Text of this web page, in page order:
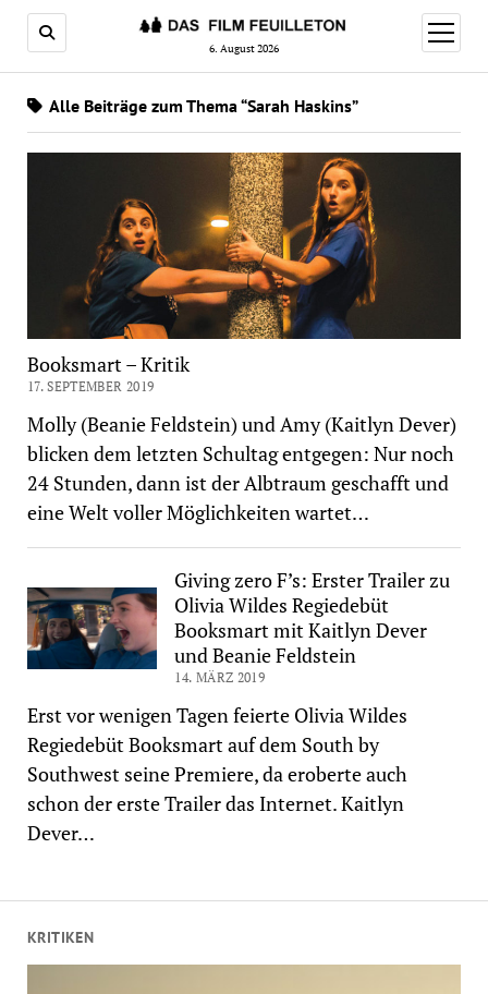
6. August 2026
Menü
öffnen
KRITIKEN
Alle Beiträge zum Thema “Sarah Haskins”
Booksmart – Kritik
17. SEPTEMBER 2019
Molly (Beanie Feldstein) und Amy (Kaitlyn Dever)
blicken dem letzten Schultag entgegen: Nur noch
24 Stunden, dann ist der Albtraum geschafft und
eine Welt voller Möglichkeiten wartet…
Giving zero F’s: Erster Trailer zu
Olivia Wildes Regiedebüt
Booksmart mit Kaitlyn Dever
und Beanie Feldstein
14. MÄRZ 2019
Erst vor wenigen Tagen feierte Olivia Wildes
Regiedebüt Booksmart auf dem South by
Southwest seine Premiere, da eroberte auch
schon der erste Trailer das Internet. Kaitlyn
Dever…